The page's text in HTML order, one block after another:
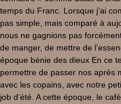
temps du Franc. Lorsque j’ai
pas simple, mais comparé à
nous ne gagnions pas
de manger, de mettre de
époque bénie des dieux En ce
permettre de passer nos après
avec les copains, avec notre
job d’été. A cette époque, le